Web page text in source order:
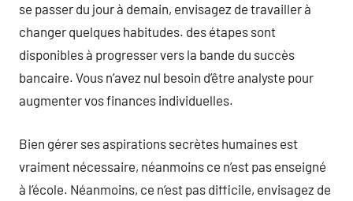
se passer du jour à demain, envisagez de travailler à
changer quelques habitudes. des étapes sont
disponibles à progresser vers la bande du succès
bancaire. Vous n’avez nul besoin d’être analyste pour
augmenter vos finances individuelles.
Bien gérer ses aspirations secrètes humaines est
vraiment nécessaire, néanmoins ce n’est pas enseigné
à l’école. Néanmoins, ce n’est pas difficile, envisagez de